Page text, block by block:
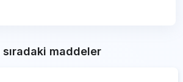
sıradaki maddeler